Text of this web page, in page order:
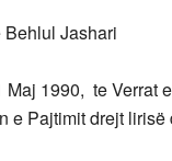
Jashari
1990, te Verrat
Pajtimit drejt